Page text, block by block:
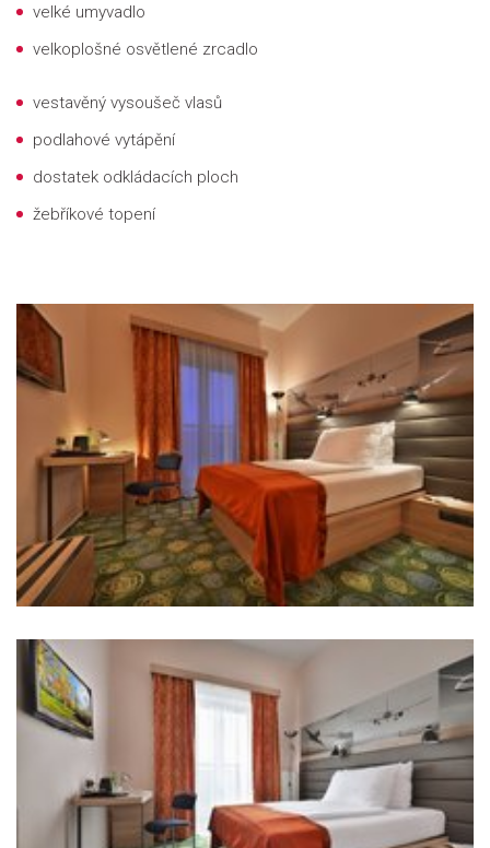
velké umyvadlo
velkoplošné osvětlené zrcadlo
vestavěný vysoušeč vlasů
podlahové vytápění
dostatek odkládacích ploch
žebříkové topení